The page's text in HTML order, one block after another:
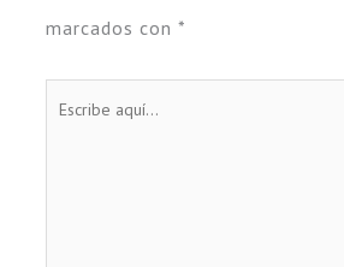
marcados con *